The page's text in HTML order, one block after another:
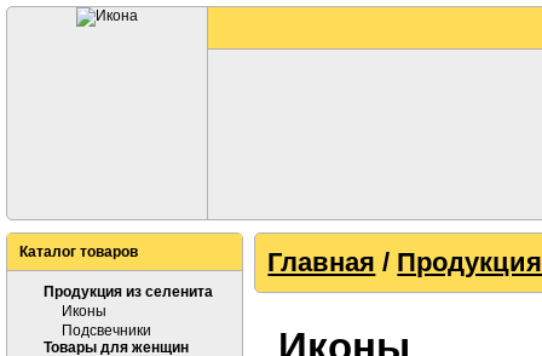
Каталог товаров
Продукция из селенита
Иконы
Подсвечники
Товары для женщин
Главная /
Иконы